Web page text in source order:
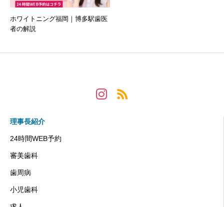
ホワイトニング福岡｜博多駅歯医
者の解説
理事長紹介
24時間WEB予約
審美歯科
歯周病
小児歯科